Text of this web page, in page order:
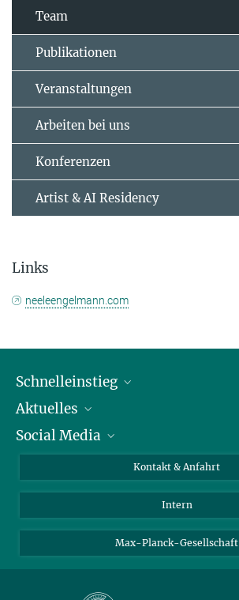
Team
Publikationen
Veranstaltungen
Arbeiten bei uns
Konferenzen
Artist & AI Residency
Links
neeleengelmann.com
Schnelleinstieg
Personen
Pressebereich
Aktuelles
Stellenangebote
Social Media
LinkedIn
Kontakt & Anfahrt
Intern
Max-Planck-Gesellschaft